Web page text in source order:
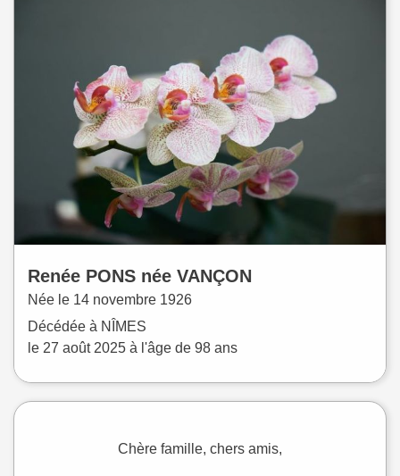
Renée PONS née VANÇON
Née le 14 novembre 1926
Décédée à NÎMES
le 27 août 2025 à l'âge de 98 ans
Chère famille, chers amis,